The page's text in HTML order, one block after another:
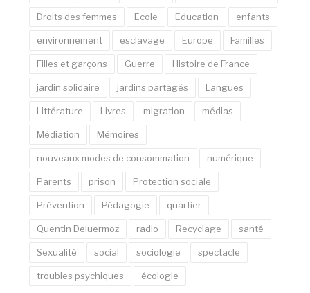
Droits des femmes Ecole Education enfants
environnement esclavage Europe Familles
Filles et garçons Guerre Histoire de France
jardin solidaire jardins partagés Langues
Littérature Livres migration médias
Médiation Mémoires
nouveaux modes de consommation numérique
Parents prison Protection sociale
Prévention Pédagogie quartier
Quentin Deluermoz radio Recyclage santé
Sexualité social sociologie spectacle
troubles psychiques écologie